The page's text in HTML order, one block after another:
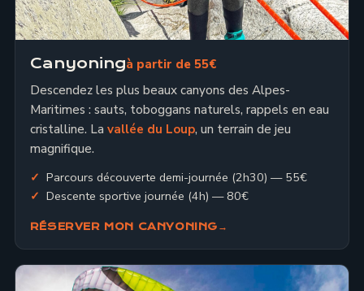
Canyoningà partir de 55€
Descendez les plus beaux canyons des Alpes-
Maritimes : sauts, toboggans naturels, rappels en eau
cristalline. La vallée du Loup, un terrain de jeu
magnifique.
Parcours découverte demi-journée (2h30) — 55€
Descente sportive journée (4h) — 80€
RÉSERVER MON CANYONING